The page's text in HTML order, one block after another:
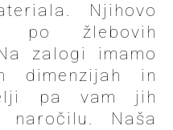
Njihovo
po žlebovih
zalogi imamo
dimenzijah in
pa vam jih
Naša